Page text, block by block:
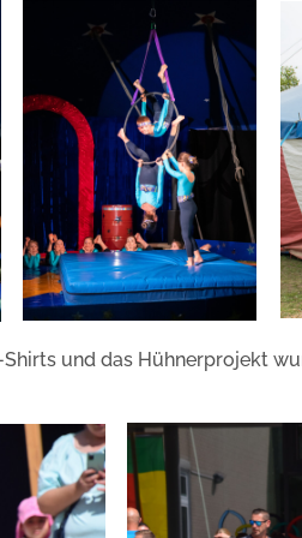
und das Hühnerprojekt